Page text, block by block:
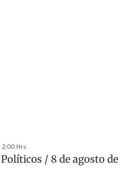
2:00 Hrs
/ 8 de agosto de